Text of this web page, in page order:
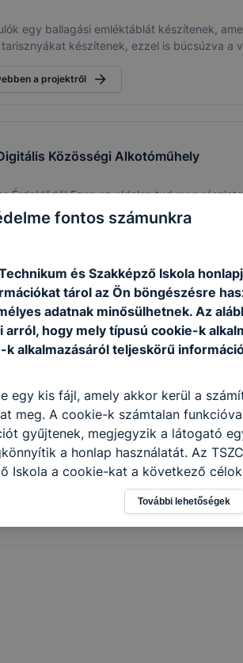
egy ballagási emléktáblát készítenek,
készítenek, ezzel is búcsúzva a
a projektről
Közösségi Alkotóműhely
Érdeklődő! Ezen az oldalon tud meg
a projektről
fájlok
fontos számunkra
és Szakképző Iskola
tárol az Ön böngészésre
adatnak minősülhetnek. Az
hogy mely típusú cookie-k
alkalmazásáról teljeskörű
egy kis fájl, amely akkor kerül a
meg. A cookie-k számtalan
gyűjtenek, megjegyzik a látogató
a honlap használatát. Az
Iskola a cookie-kat a következő
kapcsolatban, hogyan használja Ön
melyik részeit látogatja, vagy
biztosítsunk Önnek még jobb
További lehetőségek